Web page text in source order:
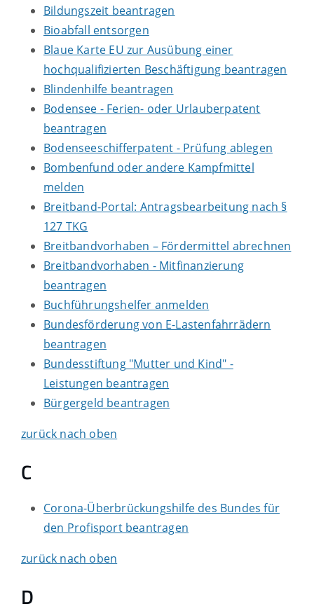
Bildungszeit beantragen
Bioabfall entsorgen
Blaue Karte EU zur Ausübung einer
hochqualifizierten Beschäftigung beantragen
Blindenhilfe beantragen
Bodensee - Ferien- oder Urlauberpatent
beantragen
Bodenseeschifferpatent - Prüfung ablegen
Bombenfund oder andere Kampfmittel
melden
Breitband-Portal: Antragsbearbeitung nach §
127 TKG
Breitbandvorhaben – Fördermittel abrechnen
Breitbandvorhaben - Mitfinanzierung
beantragen
Buchführungshelfer anmelden
Bundesförderung von E-Lastenfahrrädern
beantragen
Bundesstiftung "Mutter und Kind" -
Leistungen beantragen
Bürgergeld beantragen
zurück nach oben
C
Corona-Überbrückungshilfe des Bundes für
den Profisport beantragen
zurück nach oben
D